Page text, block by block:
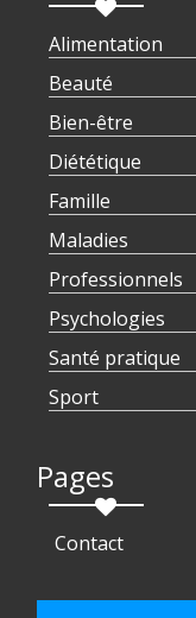
Alimentation
Beauté
Bien-être
Diététique
Famille
Maladies
Professionnels
Psychologies
Santé pratique
Sport
Pages
Contact